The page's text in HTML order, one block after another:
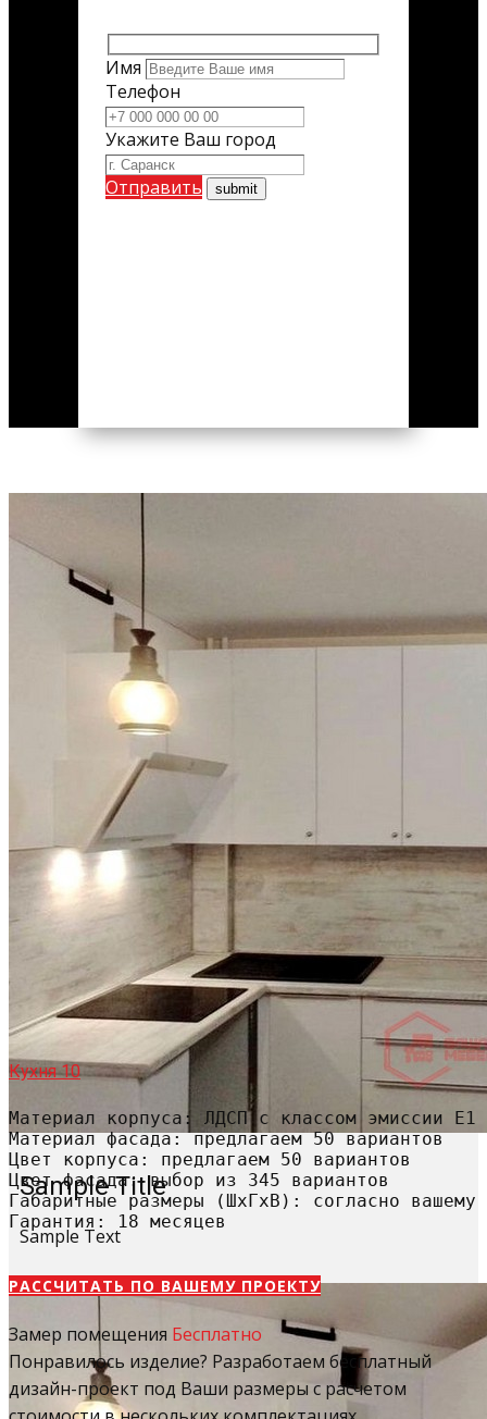
Имя
Телефон
Укажите Ваш город
Отправить
Sample Title
Sample Text
Кухня 10
Материал корпуса: ЛДСП с классом эмиссии Е1
Материал фасада: предлагаем 50 вариантов
Цвет корпуса: предлагаем 50 вариантов
Цвет фасада: выбор из 345 вариантов
Габаритные размеры (ШхГхВ): согласно вашему
Гарантия: 18 месяцев
РАССЧИТАТЬ​ ПО ВАШЕМУ ПРОЕКТУ
Замер помещения Бесплатно
Понравилось изделие? Разработаем бесплатный
дизайн-проект под Ваши размеры с расчетом